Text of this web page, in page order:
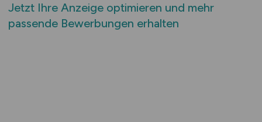
Jetzt Ihre Anzeige optimieren und mehr
passende Bewerbungen erhalten